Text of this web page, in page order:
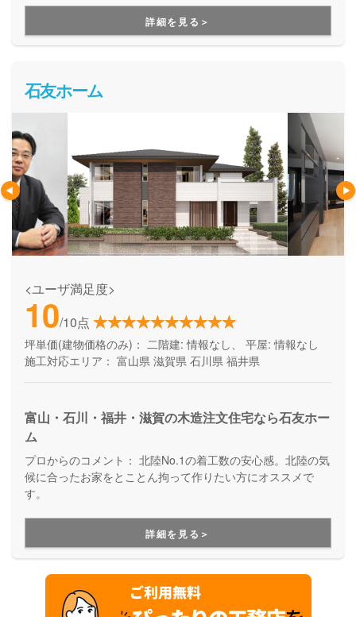
間を一部 2 階に「プラス」します。
時代とともに変化するライフスタイルやライフステージに合
わせて何度でも間取りを変える事ができる家づくりです。
詳細を見る＞
石友ホーム
<ユーザ満足度>
10/10点
坪単価(建物価格のみ)： 二階建: 情報なし、 平屋: 情報なし
施工対応エリア： 富山県 滋賀県 石川県 福井県
富山・石川・福井・滋賀の木造注文住宅なら石友ホー
ム
プロからのコメント： 北陸No.1の着工数の安心感。北陸の気
候に合ったお家をとことん拘って作りたい方にオススメで
す。
詳細を見る＞